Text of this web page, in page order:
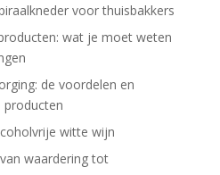
voor thuisbakkers
wat je moet weten
de voordelen en
witte wijn
waardering tot